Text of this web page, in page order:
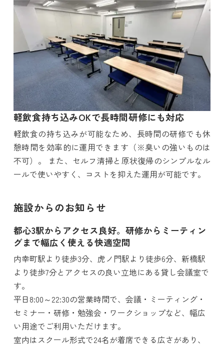
軽飲食持ち込みOKで長時間研修にも対応
軽飲食の持ち込みが可能なため、長時間の研修でも休
憩時間を効率的に運用できます（※臭いの強いものは
不可）。 また、セルフ清掃と原状復帰のシンプルなル
ールで使いやすく、コストを抑えた運用が可能です。
施設からのお知らせ
都心3駅からアクセス良好。研修からミーティン
グまで幅広く使える快適空間
内幸町駅より徒歩3分、虎ノ門駅より徒歩6分、新橋駅
より徒歩7分とアクセスの良い立地にある貸し会議室で
す。
平日8:00～22:30の営業時間で、会議・ミーティング・
セミナー・研修・勉強会・ワークショップなど、幅広
い用途でご利用いただけます。
室内はスクール形式で24名が着席できる広さがあり、